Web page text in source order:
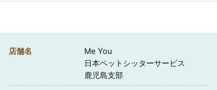
店舗名
Me You
日本ペットシッターサービス
鹿児島支部